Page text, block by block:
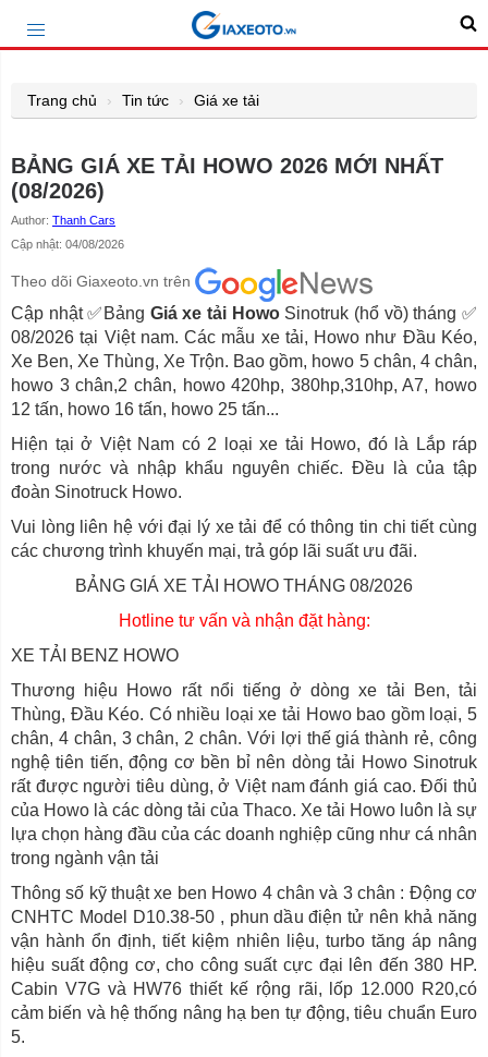
Trang chủ Tin tức Giá xe tải
BẢNG GIÁ XE TẢI HOWO 2026 MỚI NHẤT
(08/2026)
Author: Thanh Cars
Cập nhật: 04/08/2026
Theo dõi Giaxeoto.vn trên
Cập nhật ✅Bảng Giá xe tải HowoSinotruk (hổ vồ) tháng ✅
08/2026 tại Việt nam. Các mẫu xe tải, Howo như Đầu Kéo,
Xe Ben, Xe Thùng, Xe Trộn. Bao gồm, howo 5 chân, 4 chân,
howo 3 chân,2 chân, howo 420hp, 380hp,310hp, A7, howo
12 tấn, howo 16 tấn, howo 25 tấn...
Hiện tại ở Việt Nam có 2 loại xe tải Howo, đó là Lắp ráp
trong nước và nhập khẩu nguyên chiếc. Đều là của tập
đoàn Sinotruck Howo.
Vui lòng liên hệ với đại lý xe tải để có thông tin chi tiết cùng
các chương trình khuyến mại, trả góp lãi suất ưu đãi.
BẢNG GIÁ XE TẢI HOWO THÁNG 08/2026
Hotline tư vấn và nhận đặt hàng:
XE TẢI BENZ HOWO
Thương hiệu Howo rất nổi tiếng ở dòng xe tải Ben, tải
Thùng, Đầu Kéo. Có nhiều loại xe tải Howo bao gồm loại, 5
chân, 4 chân, 3 chân, 2 chân. Với lợi thế giá thành rẻ, công
nghệ tiên tiến, động cơ bền bỉ nên dòng tải Howo Sinotruk
rất được người tiêu dùng, ở Việt nam đánh giá cao. Đối thủ
của Howo là các dòng tải của Thaco. Xe tải Howo luôn là sự
lựa chọn hàng đầu của các doanh nghiệp cũng như cá nhân
trong ngành vận tải
Thông số kỹ thuật xe ben Howo 4 chân và 3 chân : Động cơ
CNHTC Model D10.38-50 , phun dầu điện tử nên khả năng
vận hành ổn định, tiết kiệm nhiên liệu, turbo tăng áp nâng
hiệu suất động cơ, cho công suất cực đại lên đến 380 HP.
Cabin V7G và HW76 thiết kế rộng rãi, lốp 12.000 R20,có
cảm biến và hệ thống nâng hạ ben tự động, tiêu chuẩn Euro
5.